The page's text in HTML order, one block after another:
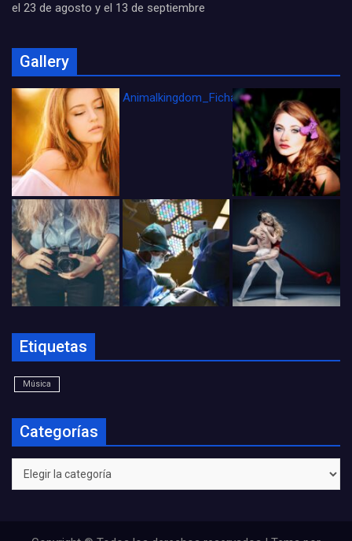
el 23 de agosto y el 13 de septiembre
Gallery
Animalkingdom_FichaCine
Etiquetas
Música
Categorías
Categorías